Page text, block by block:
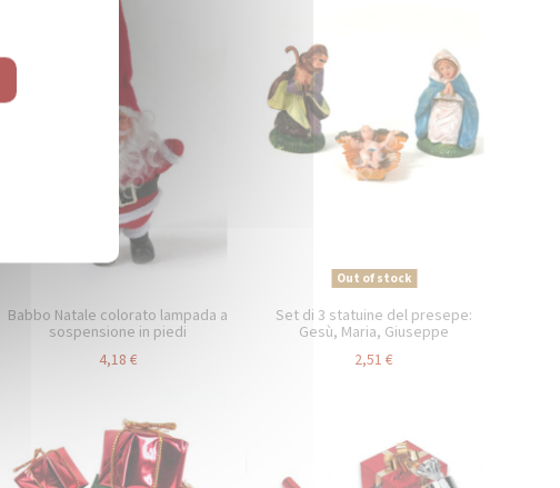
Babbo Natale colorato lampada a
sospensione in piedi
4,18 €
Out of stock
Set di 3 statuine del presepe:
Gesù, Maria, Giuseppe
2,51 €